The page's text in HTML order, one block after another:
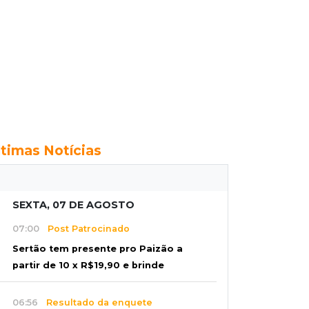
Notícias
SEXTA, 07 DE AGOSTO
07:00 Post Patrocinado
Sertão tem presente pro Paizão a
partir de 10 x R$19,90 e brinde
06:56 Resultado da enquete